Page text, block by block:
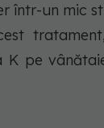
într-un mic
K pe